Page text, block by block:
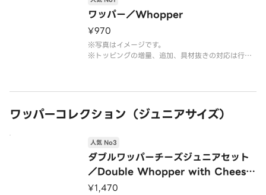
には空気穴がございます。
※写真はイメージです。
ワッパー／Whopper
¥970
※写真はイメージです。
※トッピングの増量、追加、具材抜きの対応は行っ
ワッパーコレクション（ジュニアサイズ）
ダブルワッパーチーズジュニアセット
／Double Whopper with Cheese
Jr. Set
人気 No3
¥1,470